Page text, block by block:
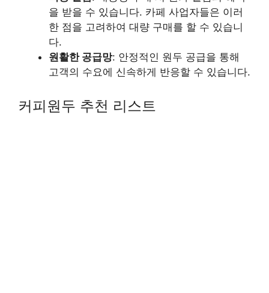
을 받을 수 있습니다. 카페 사업자들은 이러
한 점을 고려하여 대량 구매를 할 수 있습니
다.
원활한 공급망: 안정적인 원두 공급을 통해
고객의 수요에 신속하게 반응할 수 있습니다.
커피원두 추천 리스트